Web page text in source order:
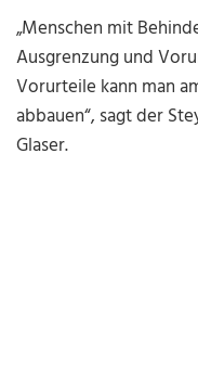
„Menschen mit
Ausgrenzung und
Vorurteile kann man
abbauen“, sagt der
Glaser.